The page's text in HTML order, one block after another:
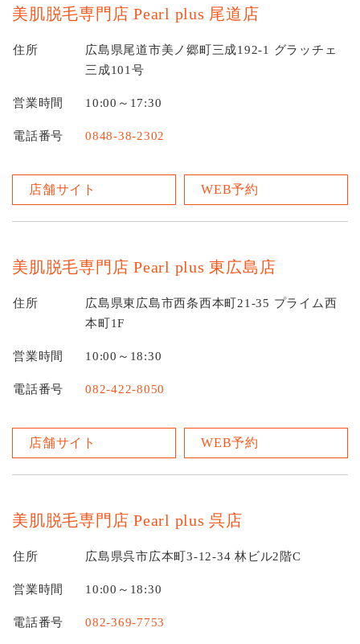
美肌脱毛専門店 Pearl plus 尾道店
住所
広島県尾道市美ノ郷町三成192-1 グラッチェ
三成101号
営業時間 10:00～17:30
電話番号 0848-38-2302
店舗サイト WEB予約
美肌脱毛専門店 Pearl plus 東広島店
住所
広島県東広島市西条西本町21-35 プライム西
本町1F
営業時間 10:00～18:30
電話番号 082-422-8050
店舗サイト WEB予約
美肌脱毛専門店 Pearl plus 呉店
住所 広島県呉市広本町3-12-34 林ビル2階C
営業時間 10:00～18:30
電話番号 082-369-7753